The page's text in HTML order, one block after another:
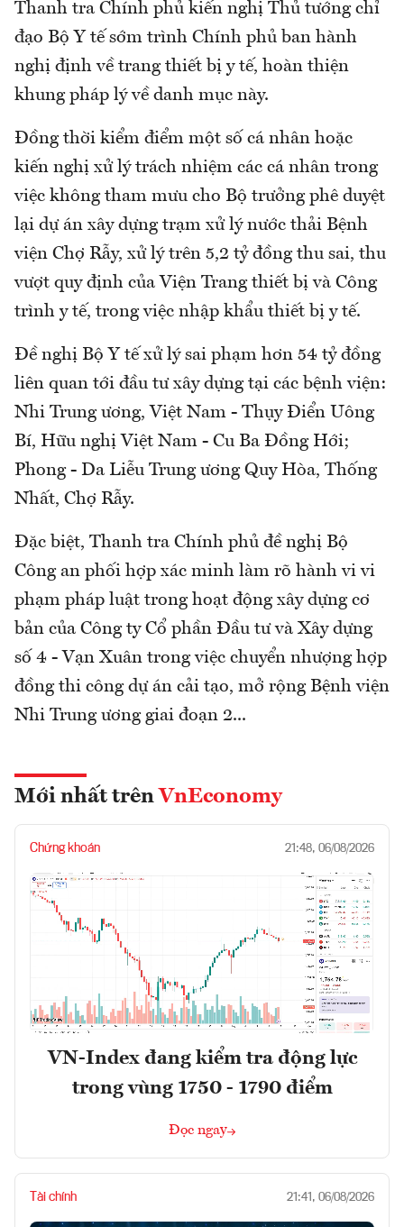
Thanh tra Chính phủ kiến nghị Thủ tướng chỉ
đạo Bộ Y tế sớm trình Chính phủ ban hành
nghị định về trang thiết bị y tế, hoàn thiện
khung pháp lý về danh mục này.
Đồng thời kiểm điểm một số cá nhân hoặc
kiến nghị xử lý trách nhiệm các cá nhân trong
việc không tham mưu cho Bộ trưởng phê duyệt
lại dự án xây dựng trạm xử lý nước thải Bệnh
viện Chợ Rẫy, xử lý trên 5,2 tỷ đồng thu sai, thu
vượt quy định của Viện Trang thiết bị và Công
trình y tế, trong việc nhập khẩu thiết bị y tế.
Đề nghị Bộ Y tế xử lý sai phạm hơn 54 tỷ đồng
liên quan tới đầu tư xây dựng tại các bệnh viện:
Nhi Trung ương, Việt Nam - Thụy Điển Uông
Bí, Hữu nghị Việt Nam - Cu Ba Đồng Hới;
Phong - Da Liễu Trung ương Quy Hòa, Thống
Nhất, Chợ Rẫy.
Đặc biệt, Thanh tra Chính phủ đề nghị Bộ
Công an phối hợp xác minh làm rõ hành vi vi
phạm pháp luật trong hoạt động xây dựng cơ
bản của Công ty Cổ phần Đầu tư và Xây dựng
số 4 - Vạn Xuân trong việc chuyển nhượng hợp
đồng thi công dự án cải tạo, mở rộng Bệnh viện
Nhi Trung ương giai đoạn 2...
Mới nhất trên VnEconomy
Chứng khoán 21:48, 06/08/2026
VN-Index đang kiểm tra động lực
trong vùng 1750 - 1790 điểm
Đọc ngay
Tài chính 21:41, 06/08/2026